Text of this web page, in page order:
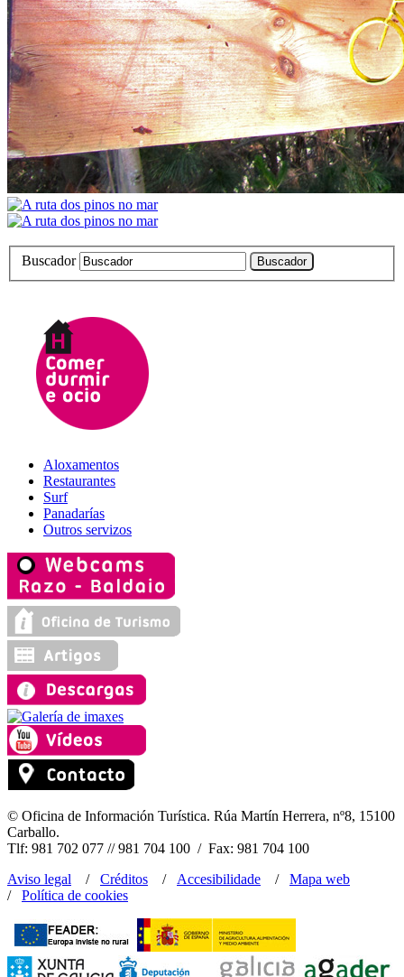
Buscador
Aloxamentos
Restaurantes
Surf
Panadarías
Outros servizos
© Oficina de Información Turística. Rúa Martín Herrera, nº8, 15100
Carballo.
Tlf: 981 702 077 // 981 704 100 / Fax: 981 704 100
Aviso legal / Créditos / Accesibilidade / Mapa web
/ Política de cookies